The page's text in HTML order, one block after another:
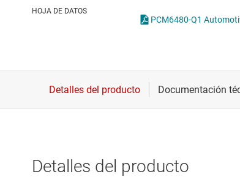
Interfaz
HOJA DE DATOS
Detalles del producto